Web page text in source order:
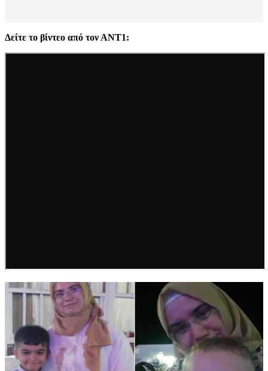
Δείτε το βίντεο από τον ΑΝΤ1: